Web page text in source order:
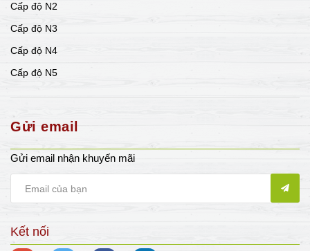
Cấp độ N2
Cấp độ N3
Cấp độ N4
Cấp độ N5
Gửi email
Gửi email nhận khuyến mãi
Kết nối